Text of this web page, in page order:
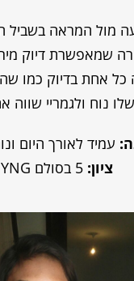
מול המראה בשביל
שמאפשרת דיוק
כל אחת בדיוק כמו
נוח ולגמריי שווה
עמיד לאורך היום
ציון: 5 בסולם YNG